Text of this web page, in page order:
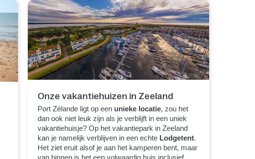
Onze vakantiehuizen in Zeeland
Port Zélande ligt op een unieke locatie, zou het
dan ook niet leuk zijn als je verblijft in een uniek
vakantiehuisje? Op het vakantiepark in Zeeland
kan je namelijk verblijven in een echte Lodgetent.
Het ziet eruit alsof je aan het kamperen bent, maar
van binnen is het een volwaardig huis inclusief